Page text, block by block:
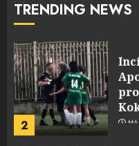
TRENDING NEWS
1
2